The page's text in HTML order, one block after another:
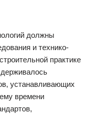
должны
и технико-
практике
устанавливающих
времени